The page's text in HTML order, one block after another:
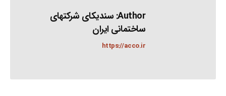
Author: سندیکای شرکتهای
ساختمانی ایران
https://acco.ir